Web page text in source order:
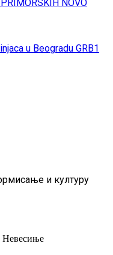
и културу
Невесиње